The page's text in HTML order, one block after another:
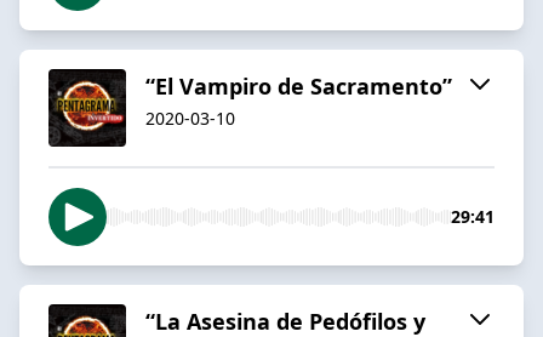
“El Vampiro de Sacramento”
2020-03-10
29:41
“La Asesina de Pedófilos y